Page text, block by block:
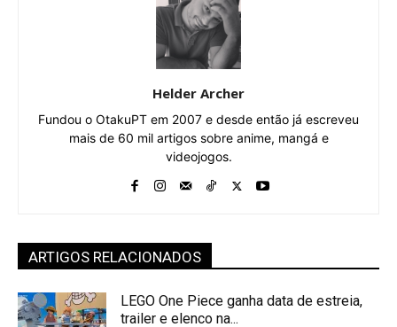
Helder Archer
Fundou o OtakuPT em 2007 e desde então já escreveu
mais de 60 mil artigos sobre anime, mangá e
videojogos.
ARTIGOS RELACIONADOS
LEGO One Piece ganha data de estreia,
trailer e elenco na...